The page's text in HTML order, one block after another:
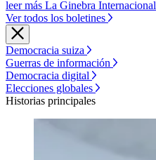
leer más La Ginebra Internacional
Ver todos los boletines
Democracia suiza
Guerras de información
Democracia digital
Elecciones globales
Historias principales